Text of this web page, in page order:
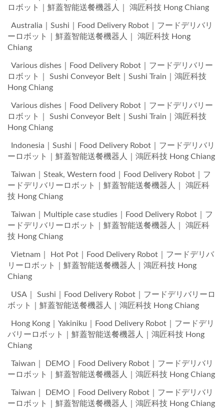
ロボット｜鮮蓋智能送餐機器人｜ 鴻匠科技 Hong Chiang
Australia｜Sushi｜Food Delivery Robot｜フードデリバリ
ーロボット｜鮮蓋智能送餐機器人｜ 鴻匠科技 Hong
Chiang
Various dishes｜Food Delivery Robot｜フードデリバリー
ロボット｜ Sushi Conveyor Belt｜Sushi Train｜鴻匠科技
Hong Chiang
Various dishes｜Food Delivery Robot｜フードデリバリー
ロボット｜ Sushi Conveyor Belt｜Sushi Train｜鴻匠科技
Hong Chiang
Indonesia｜Sushi｜Food Delivery Robot｜フードデリバリ
ーロボット｜鮮蓋智能送餐機器人｜鴻匠科技 Hong Chiang
Taiwan｜Steak, Western food｜Food Delivery Robot｜フ
ードデリバリーロボット｜鮮蓋智能送餐機器人｜ 鴻匠科
技 Hong Chiang
Taiwan｜Multiple case studies｜Food Delivery Robot｜フ
ードデリバリーロボット｜鮮蓋智能送餐機器人｜ 鴻匠科
技 Hong Chiang
Vietnam｜ Hot Pot｜Food Delivery Robot｜フードデリバ
リーロボット｜鮮蓋智能送餐機器人｜鴻匠科技 Hong
Chiang
USA｜ Sushi｜Food Delivery Robot｜フードデリバリーロ
ボット｜鮮蓋智能送餐機器人｜鴻匠科技 Hong Chiang
Hong Kong｜Yakiniku｜Food Delivery Robot｜フードデリ
バリーロボット｜鮮蓋智能送餐機器人｜鴻匠科技 Hong
Chiang
Taiwan｜ DEMO｜Food Delivery Robot｜フードデリバリ
ーロボット｜鮮蓋智能送餐機器人｜鴻匠科技 Hong Chiang
Taiwan｜ DEMO｜Food Delivery Robot｜フードデリバリ
ーロボット｜鮮蓋智能送餐機器人｜鴻匠科技 Hong Chiang